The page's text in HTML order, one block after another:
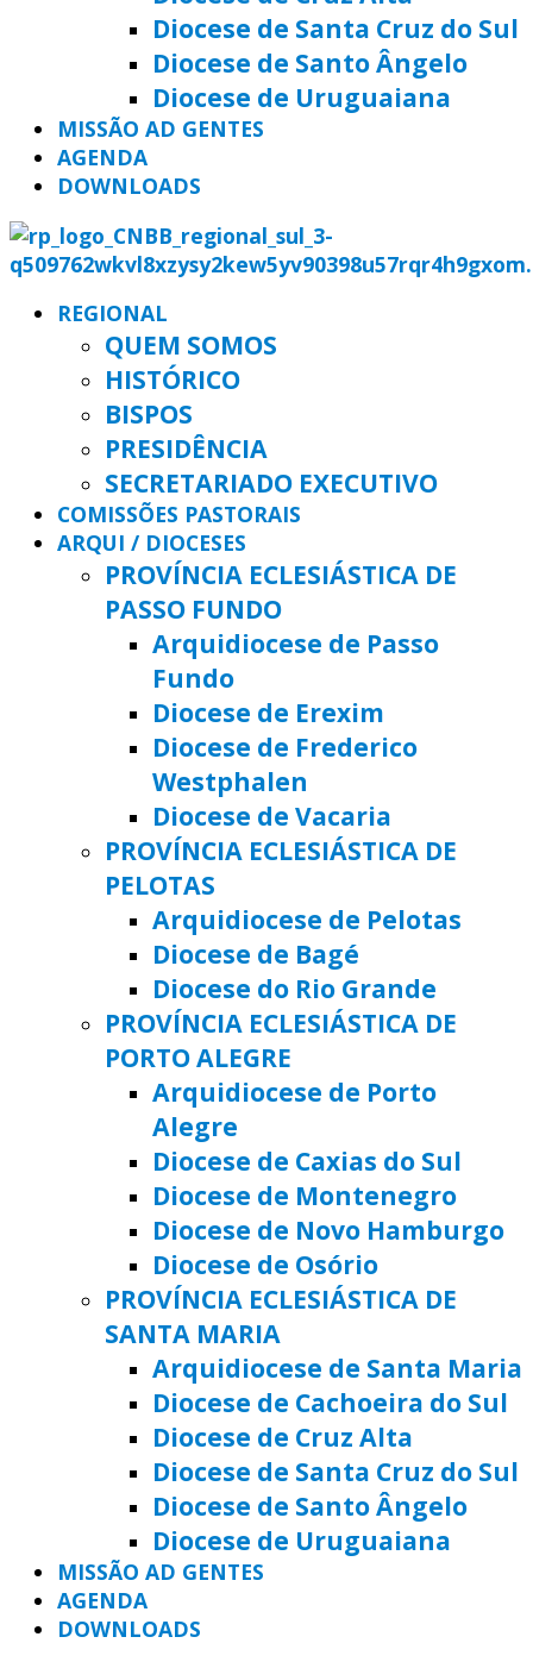
Diocese de Santa Cruz do Sul
Diocese de Santo Ângelo
Diocese de Uruguaiana
MISSÃO AD GENTES
AGENDA
DOWNLOADS
REGIONAL
QUEM SOMOS
HISTÓRICO
BISPOS
PRESIDÊNCIA
SECRETARIADO EXECUTIVO
COMISSÕES PASTORAIS
ARQUI / DIOCESES
PROVÍNCIA ECLESIÁSTICA DE
PASSO FUNDO
Arquidiocese de Passo
Fundo
Diocese de Erexim
Diocese de Frederico
Westphalen
Diocese de Vacaria
PROVÍNCIA ECLESIÁSTICA DE
PELOTAS
Arquidiocese de Pelotas
Diocese de Bagé
Diocese do Rio Grande
PROVÍNCIA ECLESIÁSTICA DE
PORTO ALEGRE
Arquidiocese de Porto
Alegre
Diocese de Caxias do Sul
Diocese de Montenegro
Diocese de Novo Hamburgo
Diocese de Osório
PROVÍNCIA ECLESIÁSTICA DE
SANTA MARIA
Arquidiocese de Santa Maria
Diocese de Cachoeira do Sul
Diocese de Cruz Alta
Diocese de Santa Cruz do Sul
Diocese de Santo Ângelo
Diocese de Uruguaiana
MISSÃO AD GENTES
AGENDA
DOWNLOADS